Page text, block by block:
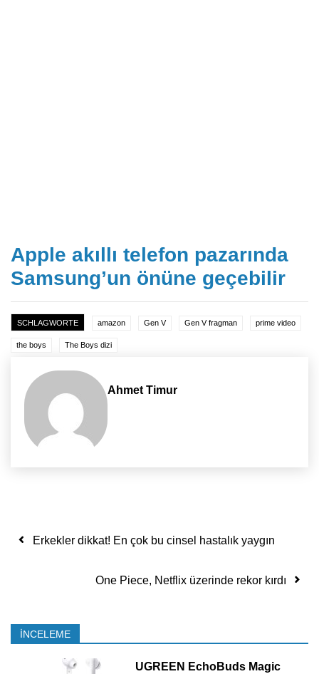
Apple akıllı telefon pazarında
Samsung’un önüne geçebilir
SCHLAGWORTE amazon Gen V Gen V fragman prime video
the boys The Boys dizi
Ahmet Timur
Yazı dolaşımı
Erkekler dikkat! En çok bu cinsel hastalık yaygın
One Piece, Netflix üzerinde rekor kırdı
İNCELEME
UGREEN EchoBuds Magic